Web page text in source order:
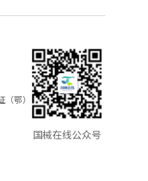
鄂）
国械在线公众号